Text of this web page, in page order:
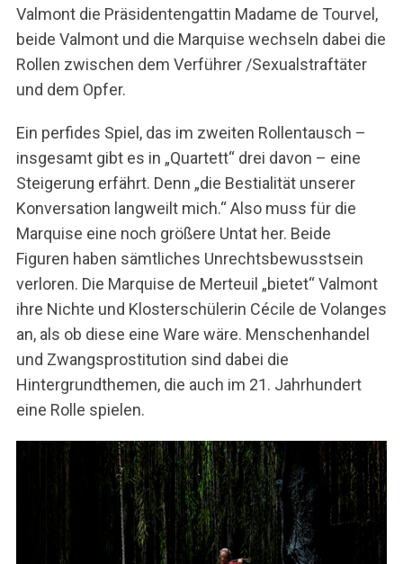
Valmont die Präsidentengattin Madame de Tourvel,
beide Valmont und die Marquise wechseln dabei die
Rollen zwischen dem Verführer /Sexualstraftäter
und dem Opfer.
Ein perfides Spiel, das im zweiten Rollentausch –
insgesamt gibt es in „Quartett“ drei davon – eine
Steigerung erfährt. Denn „die Bestialität unserer
Konversation langweilt mich.“ Also muss für die
Marquise eine noch größere Untat her. Beide
Figuren haben sämtliches Unrechtsbewusstsein
verloren. Die Marquise de Merteuil „bietet“ Valmont
ihre Nichte und Klosterschülerin Cécile de Volanges
an, als ob diese eine Ware wäre. Menschenhandel
und Zwangsprostitution sind dabei die
Hintergrundthemen, die auch im 21. Jahrhundert
eine Rolle spielen.